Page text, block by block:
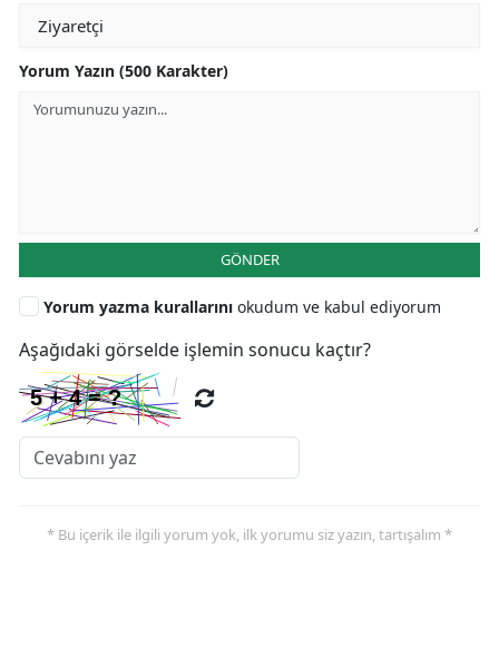
Yorum Yazın (500 Karakter)
GÖNDER
Yorum yazma kurallarını okudum ve kabul ediyorum
Aşağıdaki görselde işlemin sonucu kaçtır?
* Bu içerik ile ilgili yorum yok, ilk yorumu siz yazın, tartışalım *